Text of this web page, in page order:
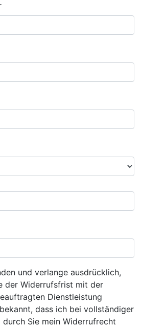
und verlange ausdrücklich,
der Widerrufsfrist mit der
Dienstleistung
dass ich bei vollständiger
Sie mein Widerrufrecht